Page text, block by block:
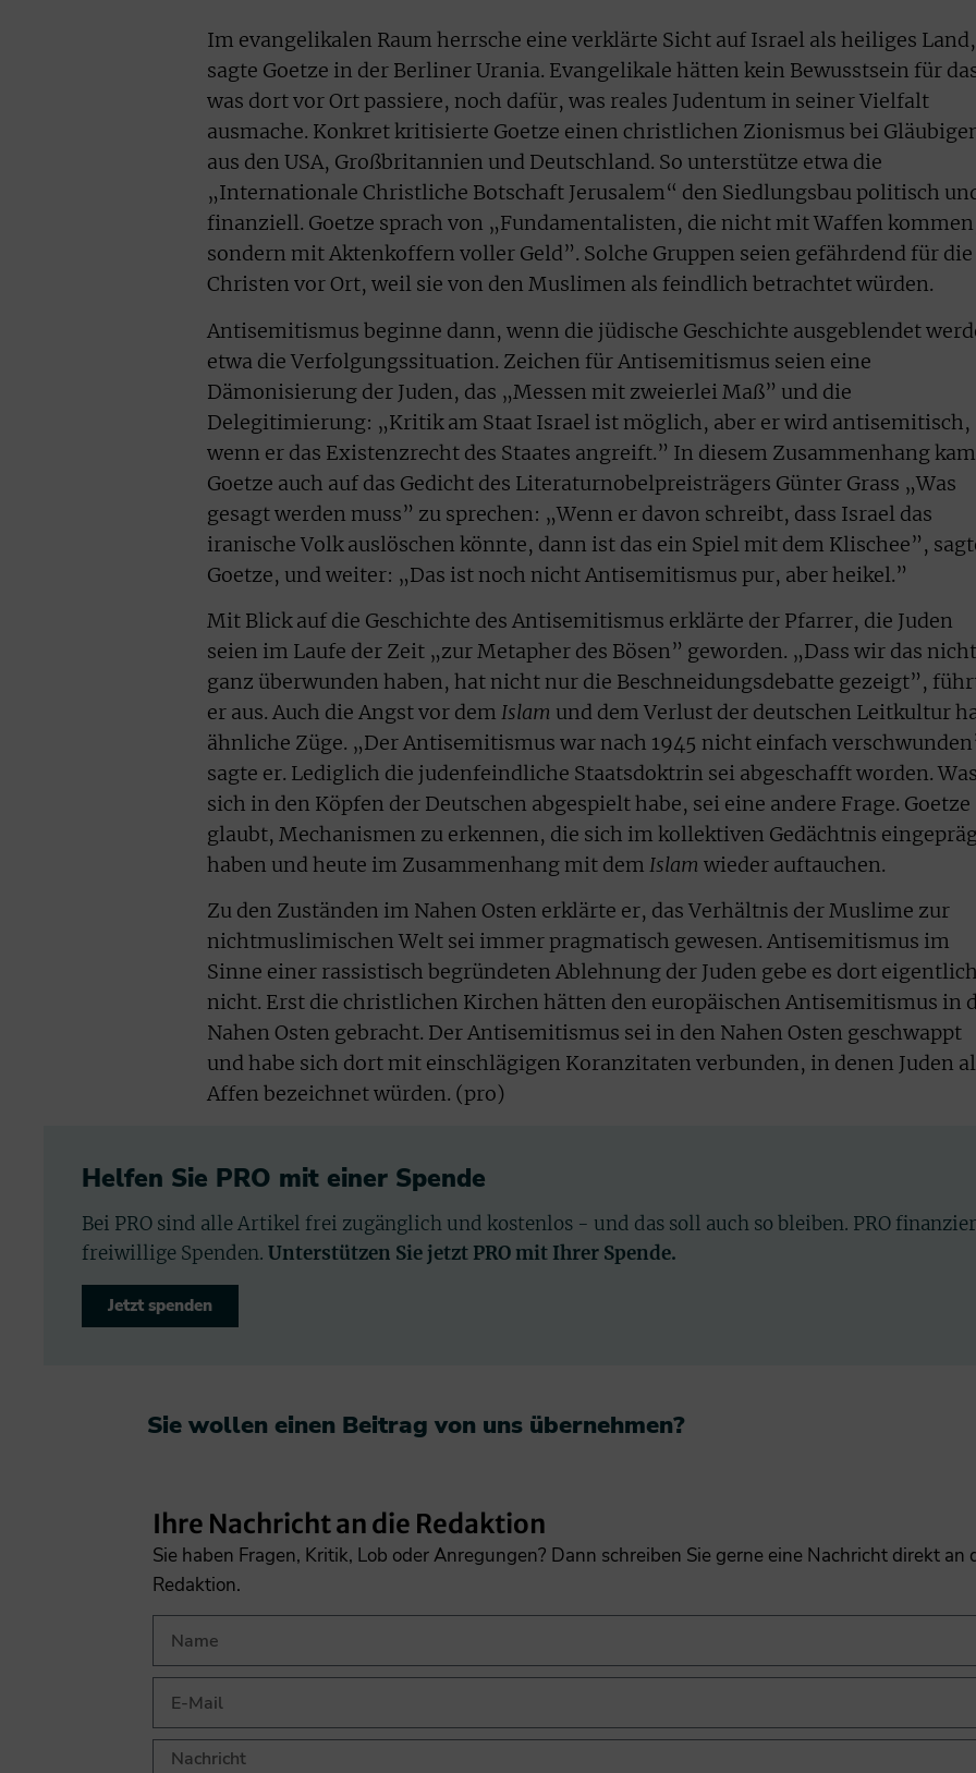
Im evangelikalen Raum herrsche eine verklärte Sicht auf Israel als heiliges Land,
sagte Goetze in der Berliner Urania. Evangelikale hätten kein Bewusstsein für
was dort vor Ort passiere, noch dafür, was reales Judentum in seiner Vielfalt
ausmache. Konkret kritisierte Goetze einen christlichen Zionismus bei
aus den USA, Großbritannien und Deutschland. So unterstütze etwa die
„Internationale Christliche Botschaft Jerusalem“ den Siedlungsbau politisch
finanziell. Goetze sprach von „Fundamentalisten, die nicht mit Waffen
sondern mit Aktenkoffern voller Geld”. Solche Gruppen seien gefährdend für die
Christen vor Ort, weil sie von den Muslimen als feindlich betrachtet würden.
Antisemitismus beginne dann, wenn die jüdische Geschichte ausgeblendet
etwa die Verfolgungssituation. Zeichen für Antisemitismus seien eine
Dämonisierung der Juden, das „Messen mit zweierlei Maß” und die
Delegitimierung: „Kritik am Staat Israel ist möglich, aber er wird antisemitisch,
wenn er das Existenzrecht des Staates angreift.” In diesem Zusammenhang kam
Goetze auch auf das Gedicht des Literaturnobelpreisträgers Günter Grass „Was
gesagt werden muss” zu sprechen: „Wenn er davon schreibt, dass Israel das
iranische Volk auslöschen könnte, dann ist das ein Spiel mit dem Klischee”,
Goetze, und weiter: „Das ist noch nicht Antisemitismus pur, aber heikel.”
Mit Blick auf die Geschichte des Antisemitismus erklärte der Pfarrer, die Juden
seien im Laufe der Zeit „zur Metapher des Bösen” geworden. „Dass wir das nicht
ganz überwunden haben, hat nicht nur die Beschneidungsdebatte gezeigt”,
er aus. Auch die Angst vor dem Islam und dem Verlust der deutschen Leitkultur
ähnliche Züge. „Der Antisemitismus war nach 1945 nicht einfach
sagte er. Lediglich die judenfeindliche Staatsdoktrin sei abgeschafft worden. Was
sich in den Köpfen der Deutschen abgespielt habe, sei eine andere Frage. Goetze
glaubt, Mechanismen zu erkennen, die sich im kollektiven Gedächtnis
haben und heute im Zusammenhang mit dem Islam wieder auftauchen.
Zu den Zuständen im Nahen Osten erklärte er, das Verhältnis der Muslime zur
nichtmuslimischen Welt sei immer pragmatisch gewesen. Antisemitismus im
Sinne einer rassistisch begründeten Ablehnung der Juden gebe es dort eigentlich
nicht. Erst die christlichen Kirchen hätten den europäischen Antisemitismus in
Nahen Osten gebracht. Der Antisemitismus sei in den Nahen Osten geschwappt
und habe sich dort mit einschlägigen Koranzitaten verbunden, in denen Juden
Affen bezeichnet würden. (pro)
Helfen Sie PRO mit einer Spende
Bei PRO sind alle Artikel frei zugänglich und kostenlos - und das soll auch so bleiben. PRO
freiwillige Spenden. Unterstützen Sie jetzt PRO mit Ihrer Spende.
Jetzt spenden
Sie wollen einen Beitrag von uns übernehmen?​
Ihre Nachricht an die Redaktion
Sie haben Fragen, Kritik, Lob oder Anregungen? Dann schreiben Sie gerne eine Nachricht direkt an
Redaktion.